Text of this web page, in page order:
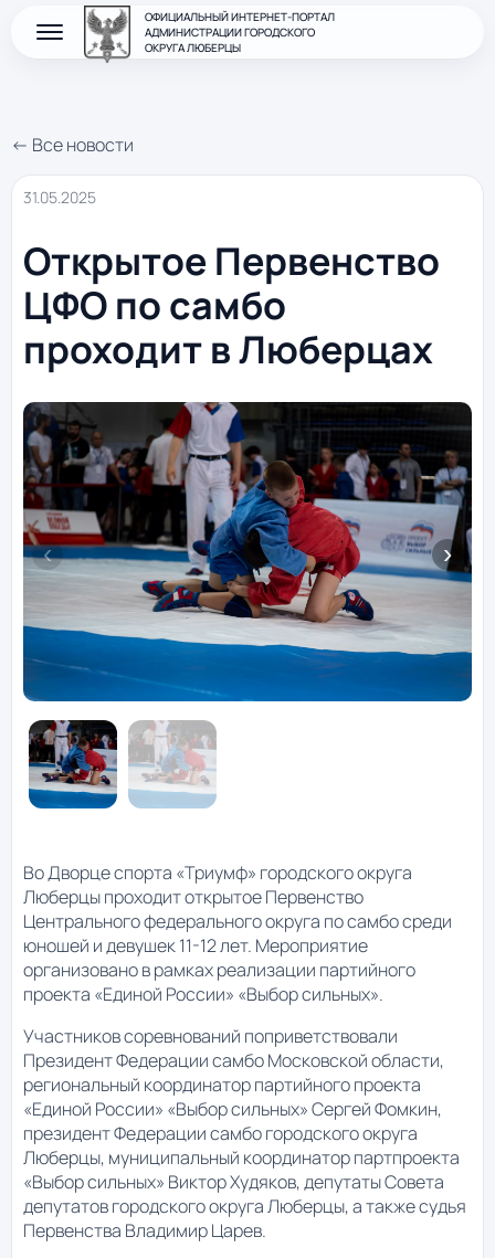
ОФИЦИАЛЬНЫЙ ИНТЕРНЕТ-ПОРТАЛ
АДМИНИСТРАЦИИ ГОРОДСКОГО
ОКРУГА ЛЮБЕРЦЫ
← Все новости
31.05.2025
Открытое Первенство
ЦФО по самбо
проходит в Люберцах
Во Дворце спорта «Триумф» городского округа
Люберцы проходит открытое Первенство
Центрального федерального округа по самбо среди
юношей и девушек 11-12 лет. Мероприятие
организовано в рамках реализации партийного
проекта «Единой России» «Выбор сильных».
Участников соревнований поприветствовали
Президент Федерации самбо Московской области,
региональный координатор партийного проекта
«Единой России» «Выбор сильных» Сергей Фомкин,
президент Федерации самбо городского округа
Люберцы, муниципальный координатор партпроекта
«Выбор сильных» Виктор Худяков, депутаты Совета
депутатов городского округа Люберцы, а также судья
Первенства Владимир Царев.